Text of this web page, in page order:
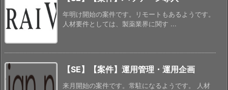
年明け開始の案件です。リモートもあるようです。
人材要件としては、製薬業界に関す ...
【SE】【案件】運用管理・運用企画
来月開始の案件です。常駐になるようです。 人材